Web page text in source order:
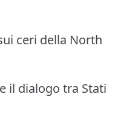
ceri della North
il dialogo tra Stati